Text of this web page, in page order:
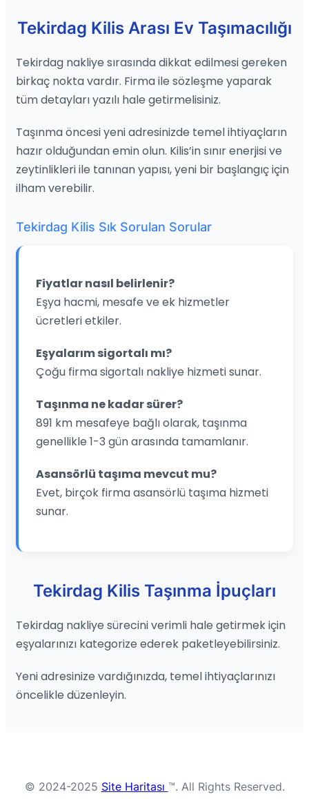
Tekirdag Kilis Arası Ev Taşımacılığı
Tekirdag nakliye sırasında dikkat edilmesi gereken
birkaç nokta vardır. Firma ile sözleşme yaparak
tüm detayları yazılı hale getirmelisiniz.
Taşınma öncesi yeni adresinizde temel ihtiyaçların
hazır olduğundan emin olun. Kilis’in sınır enerjisi ve
zeytinlikleri ile tanınan yapısı, yeni bir başlangıç için
ilham verebilir.
Tekirdag Kilis Sık Sorulan Sorular
Fiyatlar nasıl belirlenir?
Eşya hacmi, mesafe ve ek hizmetler
ücretleri etkiler.
Eşyalarım sigortalı mı?
Çoğu firma sigortalı nakliye hizmeti sunar.
Taşınma ne kadar sürer?
891 km mesafeye bağlı olarak, taşınma
genellikle 1-3 gün arasında tamamlanır.
Asansörlü taşıma mevcut mu?
Evet, birçok firma asansörlü taşıma hizmeti
sunar.
Tekirdag Kilis Taşınma İpuçları
Tekirdag nakliye sürecini verimli hale getirmek için
eşyalarınızı kategorize ederek paketleyebilirsiniz.
Yeni adresinize vardığınızda, temel ihtiyaçlarınızı
öncelikle düzenleyin.
© 2024-2025 Site Haritası ™. All Rights Reserved.